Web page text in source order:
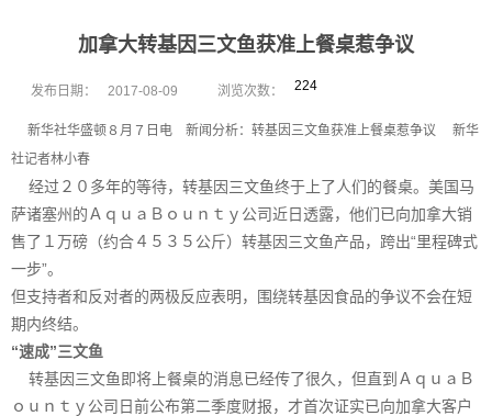
加拿大转基因三文鱼获准上餐桌惹争议
发布日期： 2017-08-09 浏览次数： 224
新华社华盛顿８月７日电 新闻分析：转基因三文鱼获准上餐桌惹争议 新华
社记者林小春
经过２０多年的等待，转基因三文鱼终于上了人们的餐桌。美国马
萨诸塞州的ＡｑｕａＢｏｕｎｔｙ公司近日透露，他们已向加拿大销
售了１万磅（约合４５３５公斤）转基因三文鱼产品，跨出“里程碑式
一步”。
但支持者和反对者的两极反应表明，围绕转基因食品的争议不会在短
期内终结。
“速成”三文鱼
转基因三文鱼即将上餐桌的消息已经传了很久，但直到ＡｑｕａＢ
ｏｕｎｔｙ公司日前公布第二季度财报，才首次证实已向加拿大客户